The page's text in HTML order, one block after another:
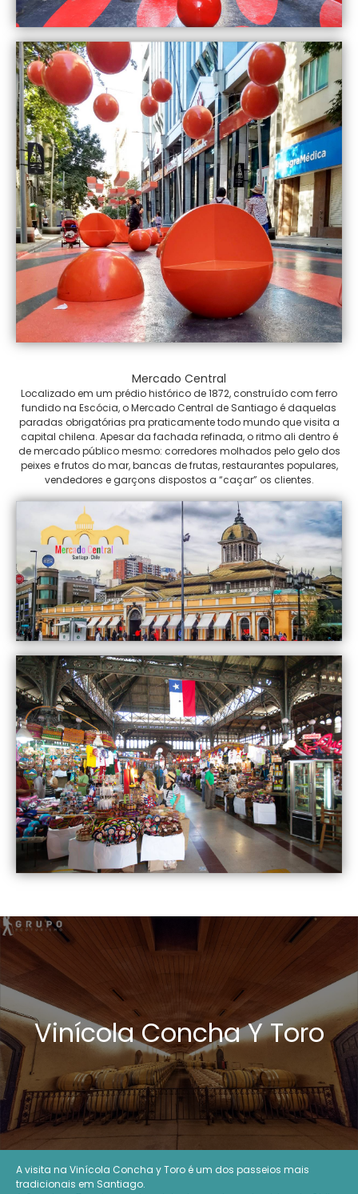
Mercado Central
Localizado em um prédio histórico de 1872, construído com ferro
fundido na Escócia, o Mercado Central de Santiago é daquelas
paradas obrigatórias pra praticamente todo mundo que visita a
capital chilena. Apesar da fachada refinada, o ritmo ali dentro é
de mercado público mesmo: corredores molhados pelo gelo dos
peixes e frutos do mar, bancas de frutas, restaurantes populares,
vendedores e garçons dispostos a “caçar” os clientes.
Vinícola Concha Y Toro
A visita na Vinícola Concha y Toro é um dos passeios mais
tradicionais em Santiago.